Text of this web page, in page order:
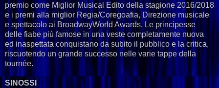
premio come Miglior Musical Edito della stagione 2016/2018
e i premi alla miglior Regia/Coregoafia, Direzione musicale
e spettacolo ai BroadwayWorld Awards. Le principesse
delle fiabe più famose in una veste completamente nuova
ed inaspettata conquistano da subito il pubblico e la critica,
riscuotendo un grande successo nelle varie tappe della
tournée.
SINOSSI